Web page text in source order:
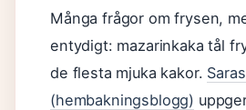
Många frågor om frysen,
entydigt: mazarinkaka tål
de flesta mjuka kakor.
(hembakningsblogg)